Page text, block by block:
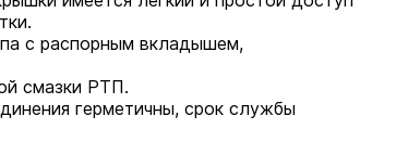
с распорным вкладышем,
смазки РТП.
герметичны, срок службы